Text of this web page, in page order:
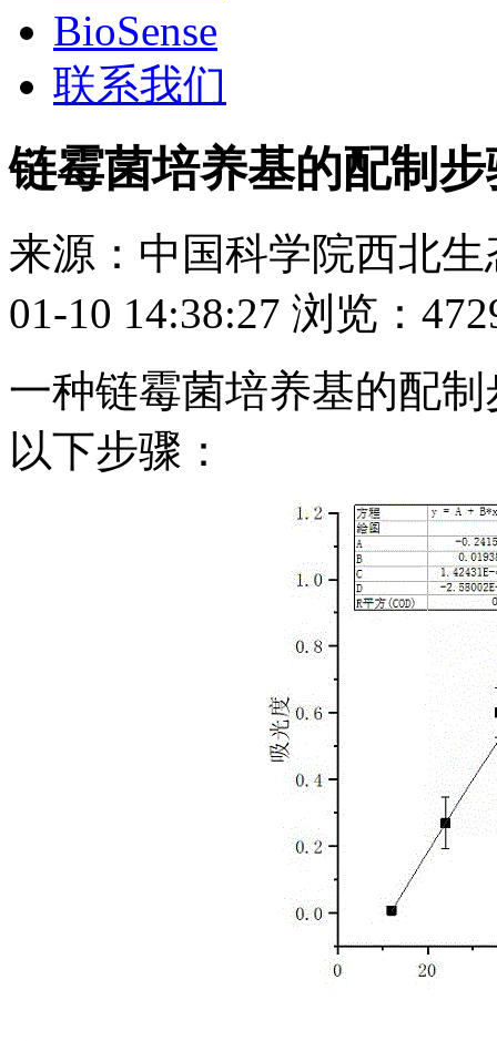
BioSense
联系我们
链霉菌培养基的配制
来源： 中国科学院西北
01-10 14:38:27 浏览：
一种链霉菌培养基的配
以下步骤：